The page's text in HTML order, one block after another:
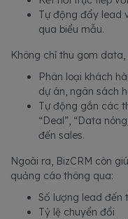
Tự động đẩy lead
qua biểu mẫu.
Không chỉ thu gom data,
Phân loại khách
dự án, ngân sách
Tự động gắn các
“Deal”, “Data
đến sales.
Ngoài ra, BizCRM còn
quảng cáo thông qua:
Số lượng lead
Tỷ lệ chuyển đổi